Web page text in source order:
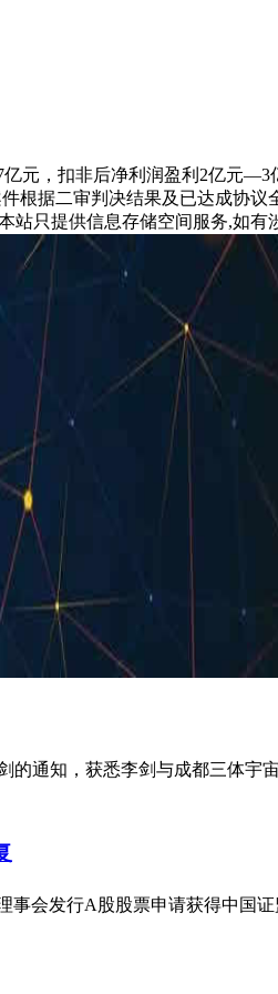
元，扣非后净利润盈利2亿元
根据二审判决结果及已达成协议
站只提供信息存储空间服务,如有
的通知，获悉李剑与成都三体
事会发行A股股票申请获得中国证